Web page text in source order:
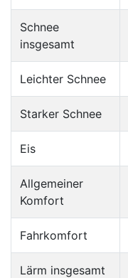
Schnee
insgesamt
Leichter Schnee
Starker Schnee
Eis
Allgemeiner
Komfort
Fahrkomfort
Lärm insgesamt